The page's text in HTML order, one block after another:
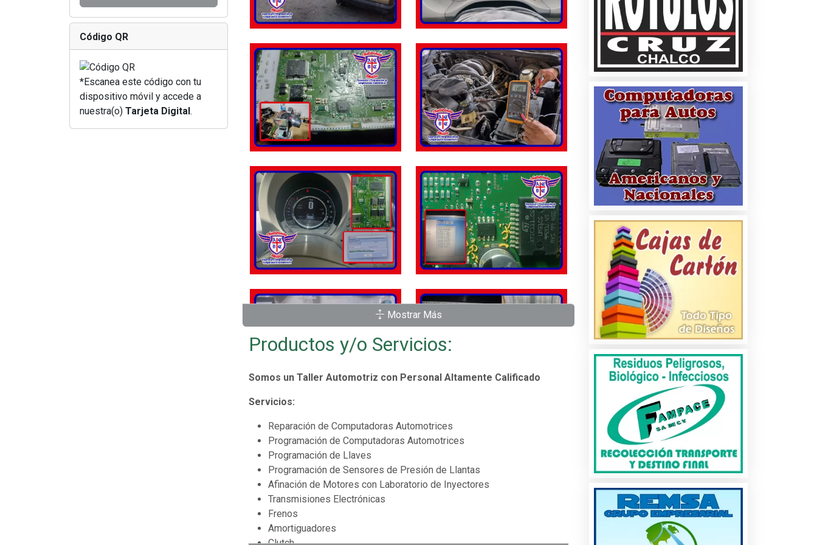
Código QR
*Escanea este código con tu
dispositivo móvil y accede a
nuestra(o) Tarjeta Digital.
Mostrar Más
Productos y/o Servicios:
Somos un Taller Automotriz con Personal Altamente Calificado
Servicios:
Reparación de Computadoras Automotrices
Programación de Computadoras Automotrices
Programación de Llaves
Programación de Sensores de Presión de Llantas
Afinación de Motores con Laboratorio de Inyectores
Transmisiones Electrónicas
Frenos
Amortiguadores